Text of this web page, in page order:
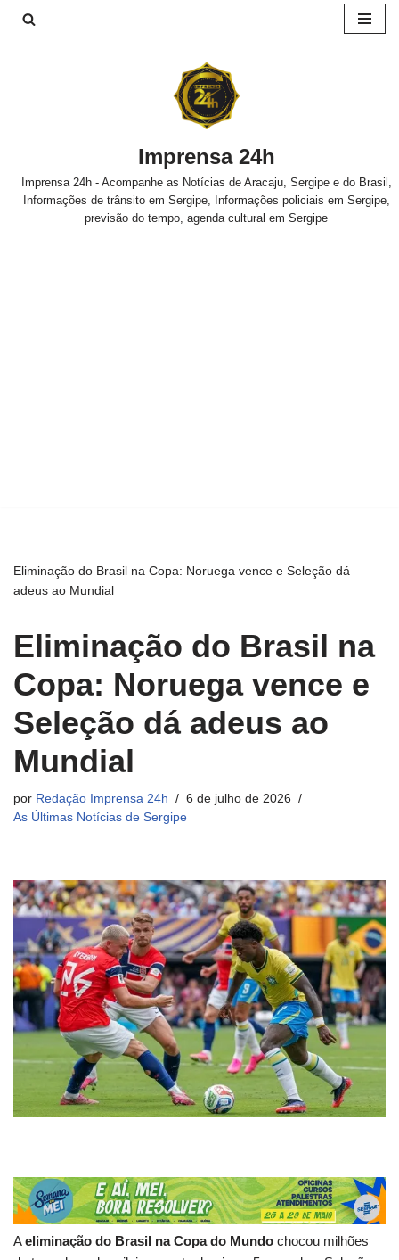
Imprensa 24h
Imprensa 24h - Acompanhe as Notícias de Aracaju, Sergipe e do Brasil,
Informações de trânsito em Sergipe, Informações policiais em Sergipe,
previsão do tempo, agenda cultural em Sergipe
Eliminação do Brasil na Copa: Noruega vence e Seleção dá
adeus ao Mundial
Eliminação do Brasil na
Copa: Noruega vence e
Seleção dá adeus ao
Mundial
por Redação Imprensa 24h
6 de julho de 2026
As Últimas Notícias de Sergipe
Aeliminação do Brasil na Copa do Mundo chocou milhões